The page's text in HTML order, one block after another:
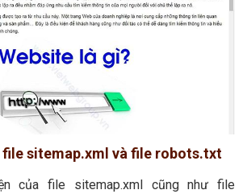
file sitemap.xml và file robots.txt
của file sitemap.xml cũng như file